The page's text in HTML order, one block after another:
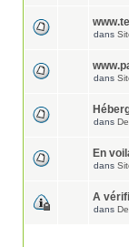
dans
dans
dans
En
dans
A
dans